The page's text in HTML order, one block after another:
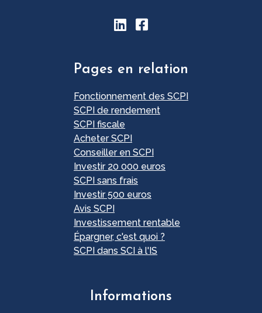
Pages en relation
Fonctionnement des SCPI
SCPI de rendement
SCPI fiscale
Acheter SCPI
Conseiller en SCPI
Investir 20 000 euros
SCPI sans frais
Investir 500 euros
Avis SCPI
Investissement rentable
Épargner, c'est quoi ?
SCPI dans SCI à l'IS
Informations